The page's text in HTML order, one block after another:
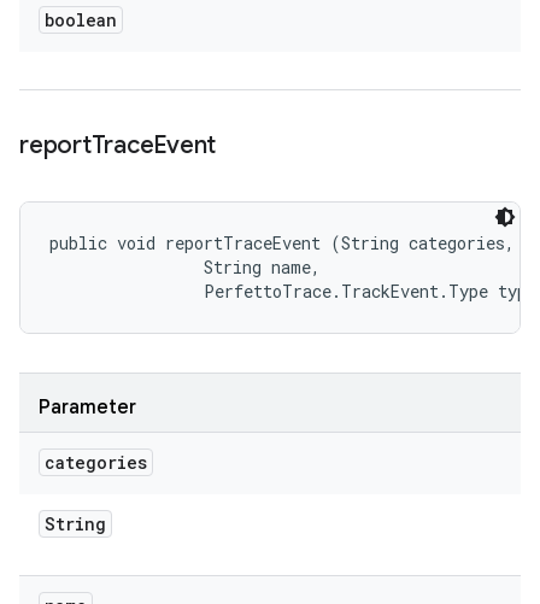
boolean
reportTraceEvent
public void reportTraceEvent (String categories,
                String name,
PerfettoTrace.TrackEvent.Type
Parameter
categories
String